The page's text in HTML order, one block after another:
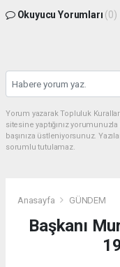
Okuyucu Yorumları (0)
Yorum yazarak Topluluk
sitesine yaptığınız
başınıza üstleniyorsunuz.
sorumlu tutulamaz.
Anasayfa GÜNDEM
Başkanı